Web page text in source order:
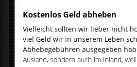
Kostenlos Geld abheben
Vielleicht sollten wir lieber nicht
viel Geld wir in unserem Leben
Abhebegebühren ausgegeben
Ausland, sondern auch im Inland,